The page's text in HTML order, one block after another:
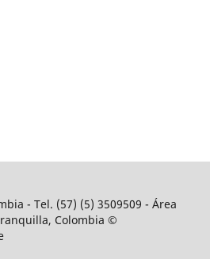
- Tel. (57) (5) 3509509 - Área
Colombia ©